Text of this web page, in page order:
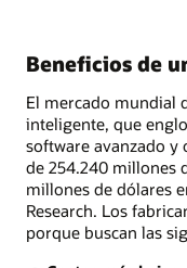
Beneficios de
El mercado mundial
inteligente, que
software avanzado y
de 254.240 millones
millones de dólares
Research. Los
porque buscan las